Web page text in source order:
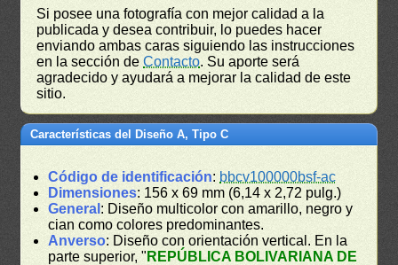
Si posee una fotografía con mejor calidad a la
publicada y desea contribuir, lo puedes hacer
enviando ambas caras siguiendo las instrucciones
en la sección deContacto. Su aporte será
agradecido y ayudará a mejorar la calidad de este
sitio.
Características del Diseño A, Tipo C
Código de identificación: bbcv100000bsf-ac
Dimensiones: 156 x 69 mm (6,14 x 2,72 pulg.)
General : Diseño multicolor con amarillo, negro y
cian como colores predominantes.
Anverso: Diseño con orientación vertical. En la
parte superior, " REPÚBLICA BOLIVARIANA DE